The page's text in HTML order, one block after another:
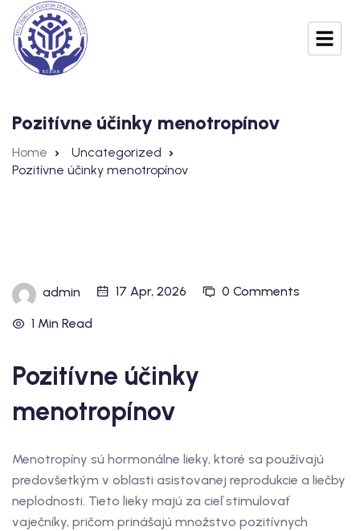
Pozitívne účinky menotropínov
Home
Uncategorized
Pozitívne účinky menotropínov
admin 17 Apr, 2026 0 Comments
1 Min Read
Pozitívne účinky
menotropínov
Menotropíny sú hormonálne lieky, ktoré sa používajú
predovšetkým v oblasti asistovanej reprodukcie a liečby
neplodnosti. Tieto lieky majú za cieľ stimulovať
vaječníky, pričom prinášajú množstvo pozitívnych